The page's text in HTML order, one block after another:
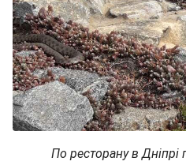
По ресторану в Дніпрі